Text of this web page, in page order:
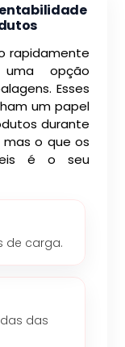
rapidamente
opção
Esses
um papel
durante
o que os
é o seu
de carga.
das